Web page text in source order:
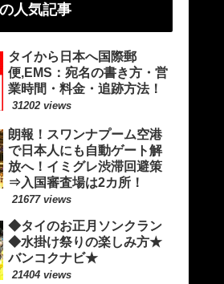
人気記事
タイから日本へ国際郵
便,EMS：宛名の書き方・営
業時間・料金・追跡方法！
31202 views
朗報！スワンナプーム空港
で日本人にも自動ゲート解
放へ！イミグレ渋滞回避策
⇒入国審査場は2カ所！
21677 views
◆タイのお正月ソンクラン
◆水掛け祭りの楽しみ方★
バンコクナビ★
21404 views